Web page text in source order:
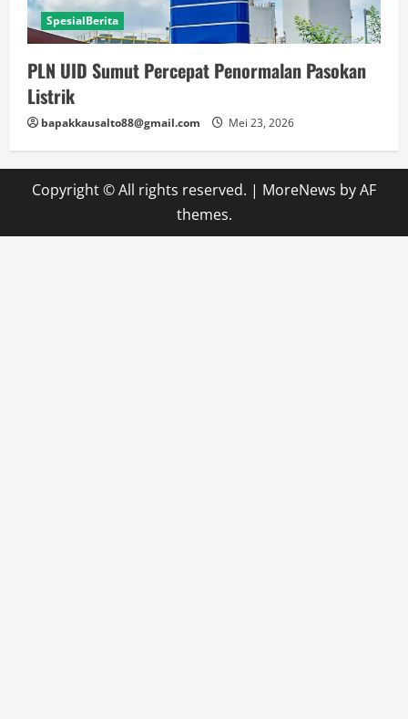
SpesialBerita
PLN UID Sumut Percepat Penormalan Pasokan
Listrik
bapakkausalto88@gmail.com Mei 23, 2026
Copyright © All rights reserved. | MoreNews by AF
themes.